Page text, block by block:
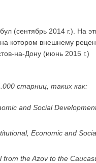
(сентябрь 2014 г.). На
котором внешнему
на-Дону (июнь 2015 г.)
старниц, таких как:
and Social
Economic and
from the Azov to the